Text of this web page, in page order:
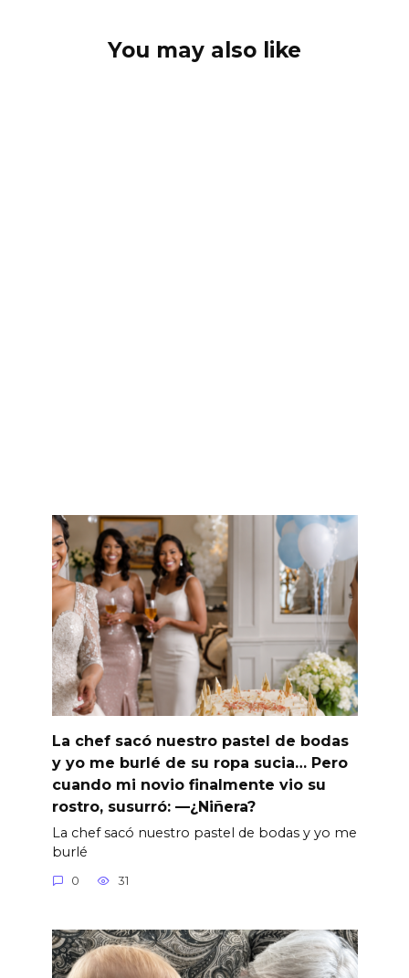
You may also like
La chef sacó nuestro pastel de bodas
y yo me burlé de su ropa sucia… Pero
cuando mi novio finalmente vio su
rostro, susurró: —¿Niñera?
La chef sacó nuestro pastel de bodas y yo me
burlé
0 31